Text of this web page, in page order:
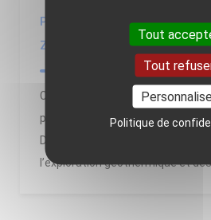
POGZOM, POtentialités
ZNI de l’Outre-Mer français /
Ce rapport publié en 2023 est le
porté par le BRGM qui avait pour
Direction Générale de l’Énergie
l’exploration géothermique et
Tout
Tout
Politique de